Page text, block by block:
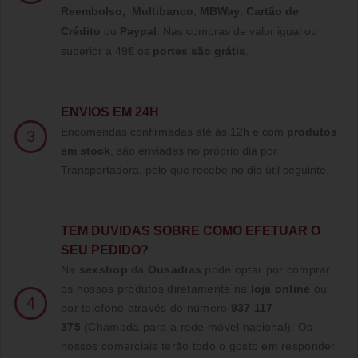
Reembolso, Multibanco MBWay
Cartão de
Crédito ou Paypal
Nas compras de valor igual ou
superior a 49€ os portes são grátis
3
ENVIOS EM 24H
Encomendas confirmadas até às 12h e com produtos
em stock , são enviadas no próprio dia por
Transportadora, pelo que recebe no dia útil seguinte.
4
TE M DUVIDAS SOBRE COMO EFETUAR O
SEU PEDIDO?
Na sexshop da Ousadias pode optar por comprar
os nossos produtos diretamente na loja online ou
por telefone através do número 937 117
375 (Chamada para a rede móvel nacional)
. Os
nossos comerciais terão todo o gosto em responder